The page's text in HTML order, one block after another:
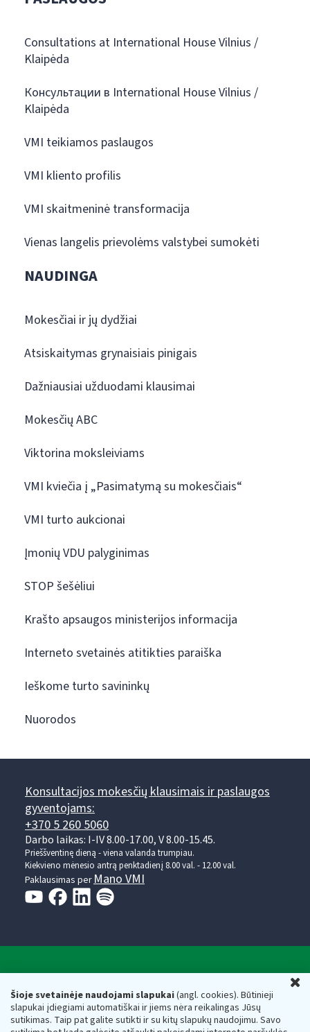
Šioje svetainėje naudojami slapukai(angl. cookies). Būtinieji
slapukai įdiegiami automatiškai ir jiems nėra reikalingas Jūsų
sutikimas. Taip pat galite sutikti ir su kitų slapukų naudojimu. Savo
Consultations at International House Vilnius /
Klaipėda
Консультации в International House Vilnius /
Klaipėda
VMI teikiamos paslaugos
VMI kliento profilis
VMI skaitmeninė transformacija
Vienas langelis prievolėms valstybei sumokėti
NAUDINGA
Mokesčiai ir jų dydžiai
Atsiskaitymas grynaisiais pinigais
Dažniausiai užduodami klausimai
Mokesčių ABC
Viktorina moksleiviams
VMI kviečia į „Pasimatymą su mokesčiais“
VMI turto aukcionai
Įmonių VDU palyginimas
STOP šešėliui
Krašto apsaugos ministerijos informacija
Interneto svetainės atitikties paraiška
Ieškome turto savininkų
Nuorodos
Konsultacijos mokesčių klausimais ir paslaugos
gyventojams:
+370 5 260 5060
Darbo laikas: I-IV 8.00-17.00, V 8.00-15.45.
Prieššventinę dieną - viena valanda trumpiau.
Kiekvieno mėnesio antrą penktadienį 8.00 val. - 12.00 val.
Paklausimas perMano VMI
Valstybinė mokesčių inspekcija prie Lietuvos
Respublikos finansų ministerijos
Biudžetinė įstaiga. Juridinio asmens kodas — 188659752,
adresas: Vasario 16-osios g. 14, 01107 Vilnius, Lietuva, el.paštas: